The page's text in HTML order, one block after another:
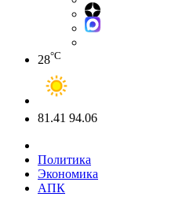
28°C
81.41 94.06
Политика
Экономика
АПК